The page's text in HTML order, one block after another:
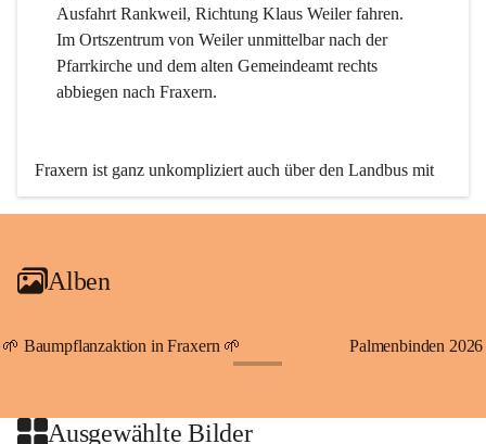
Ausfahrt Rankweil, Richtung Klaus Weiler fahren.
Im Ortszentrum von Weiler unmittelbar nach der
Pfarrkirche und dem alten Gemeindeamt rechts
abbiegen nach Fraxern.
Fraxern ist ganz unkompliziert auch über den Landbus mit
den öffentlichen Verkehrsmitteln zu erreichen. Die Linie
An Samstagen, Sonn- und Feiertagen können Sie bequem
persönlichen Linienbus zur gewünschten Zeit zu Ihrer
Haltestelle bestellen. Sowohl von Weiler kommend nach
beide Fahrten Weiler-Fraxern-Weiler.
Alben
🌱 Baumpflanzaktion in Fraxern 🌱 Palmenbinden 2026
Ausgewählte Bilder